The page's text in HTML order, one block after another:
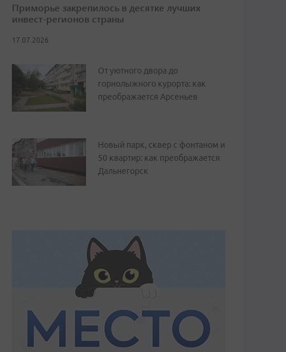
Приморье закрепилось в десятке лучших
инвест-регионов страны
17.07.2026
От уютного двора до
горнолыжного курорта: как
преображается Арсеньев
Новый парк, сквер с фонтаном и
50 квартир: как преображается
Дальнегорск